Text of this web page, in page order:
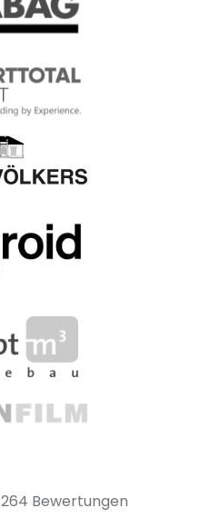
264 Bewertungen